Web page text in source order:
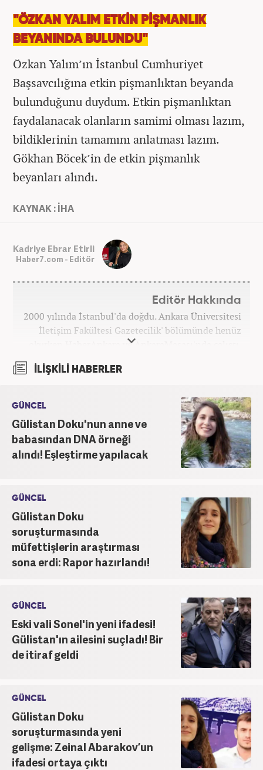
"ÖZKAN YALIM ETKİN PİŞMANLIK
BEYANINDA BULUNDU"
Özkan Yalım’ın İstanbul Cumhuriyet
Başsavcılığına etkin pişmanlıktan beyanda
bulunduğunu duydum. Etkin pişmanlıktan
faydalanacak olanların samimi olması lazım,
bildiklerinin tamamını anlatması lazım.
Gökhan Böcek’in de etkin pişmanlık
beyanları alındı.
KAYNAK : İHA
Kadriye Ebrar Etirli
Haber7.com - Editör
Editör Hakkında
2000 yılında İstanbul'da doğdu. Ankara Üniversitesi
İletişim Fakültesi Gazetecilik' bölümünde henüz
okurken HaberAnkara ve AnkaraMasası'nda çalıştı.
2022 yılındaki mezuniyetinin ardından Beyaz TV'de
'Haber Editörü' pozisyonunda görev aldı. 2024
Editörü kariyerine devam etmektedir.
İLİŞKİLİ HABERLER
GÜNCEL
Gülistan Doku'nun anne ve
babasından DNA örneği
alındı! Eşleştirme yapılacak
GÜNCEL
Gülistan Doku
soruşturmasında
müfettişlerin araştırması
sona erdi: Rapor hazırlandı!
GÜNCEL
Eski vali Sonel'in yeni ifadesi!
Gülistan'ın ailesini suçladı! Bir
de itiraf geldi
GÜNCEL
Gülistan Doku
soruşturmasında yeni
gelişme: Zeinal Abarakov’un
ifadesi ortaya çıktı